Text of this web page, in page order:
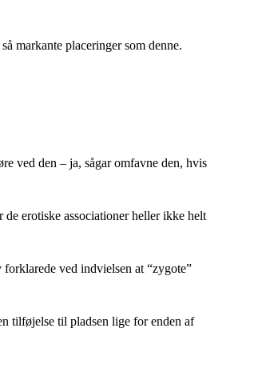
markante placeringer som denne.
ved den – ja, sågar omfavne den, hvis
erotiske associationer heller ikke helt
ved indvielsen at “zygote”
tilføjelse til pladsen lige for enden af